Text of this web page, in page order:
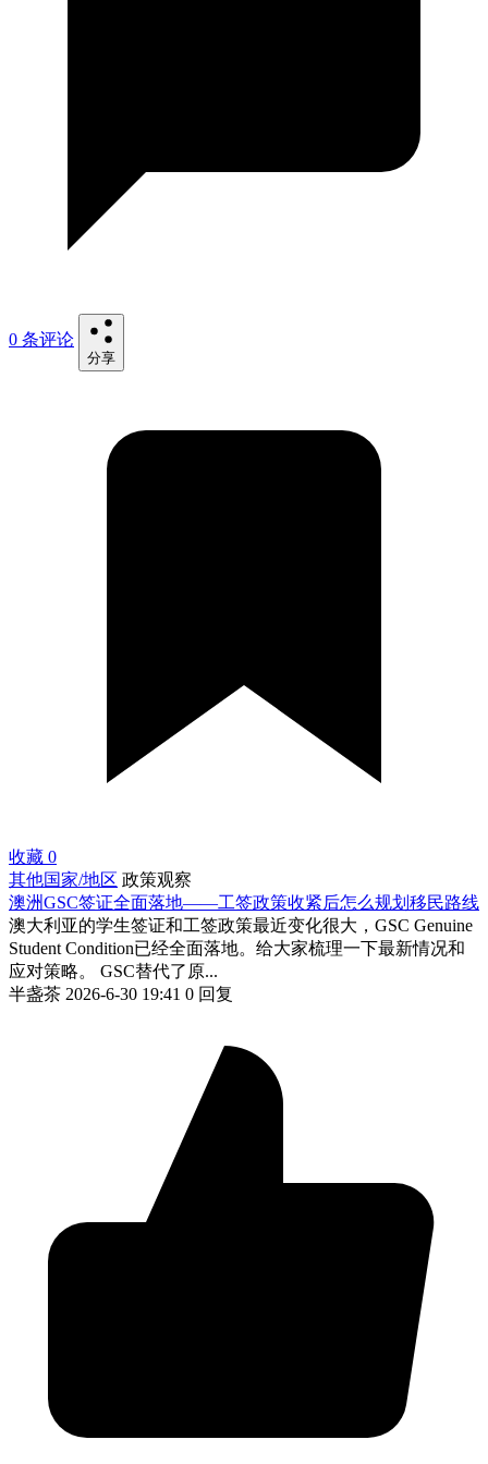
0 条评论
分享
收藏 0
其他国家/地区 政策观察
澳洲GSC签证全面落地——工签政策收紧后怎么规划移民路线
澳大利亚的学生签证和工签政策最近变化很大，GSC Genuine
Student Condition已经全面落地。给大家梳理一下最新情况和
应对策略。 GSC替代了原...
半盏茶 2026-6-30 19:41 0 回复